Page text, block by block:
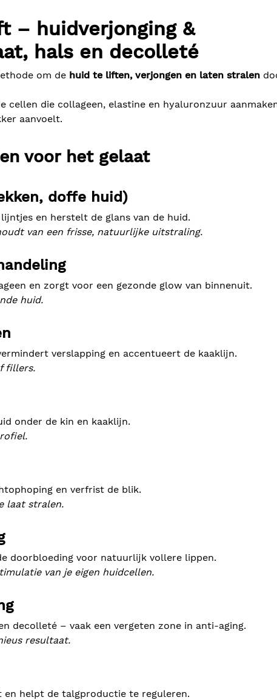
– huidverjonging &
hals en decolleté
om de huid te liften, verjongen en laten stralen
cellen die collageen, elastine en hyaluronzuur
aanvoelt.
voor het gelaat
doffe huid)
en herstelt de glans van de huid.
van een frisse, natuurlijke uitstraling.
en zorgt voor een gezonde glow van binnenuit.
huid.
verslapping en accentueert de kaaklijn.
fillers.
onder de kin en kaaklijn.
en verfrist de blik.
laat stralen.
doorbloeding voor natuurlijk vollere lippen.
van je eigen huidcellen.
decolleté – vaak een vergeten zone in anti-aging.
resultaat.
helpt de talgproductie te reguleren.